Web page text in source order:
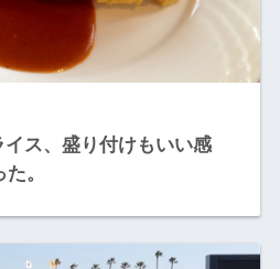
ス、盛り付けもいい感
。